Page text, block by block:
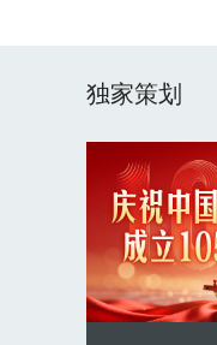
独家策划